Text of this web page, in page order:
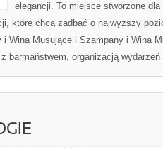
elegancji. To miejsce stworzone dla
które chcą zadbać o najwyższy
Wina Musujące i Szampany i Wina
barmaństwem, organizacją